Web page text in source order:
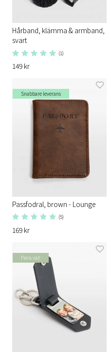
Hårband, klämma & armband,
svart
(1)
149 kr
Snabbare leverans
Passfodral, brown - Lounge
(5)
169 kr
Flera val!